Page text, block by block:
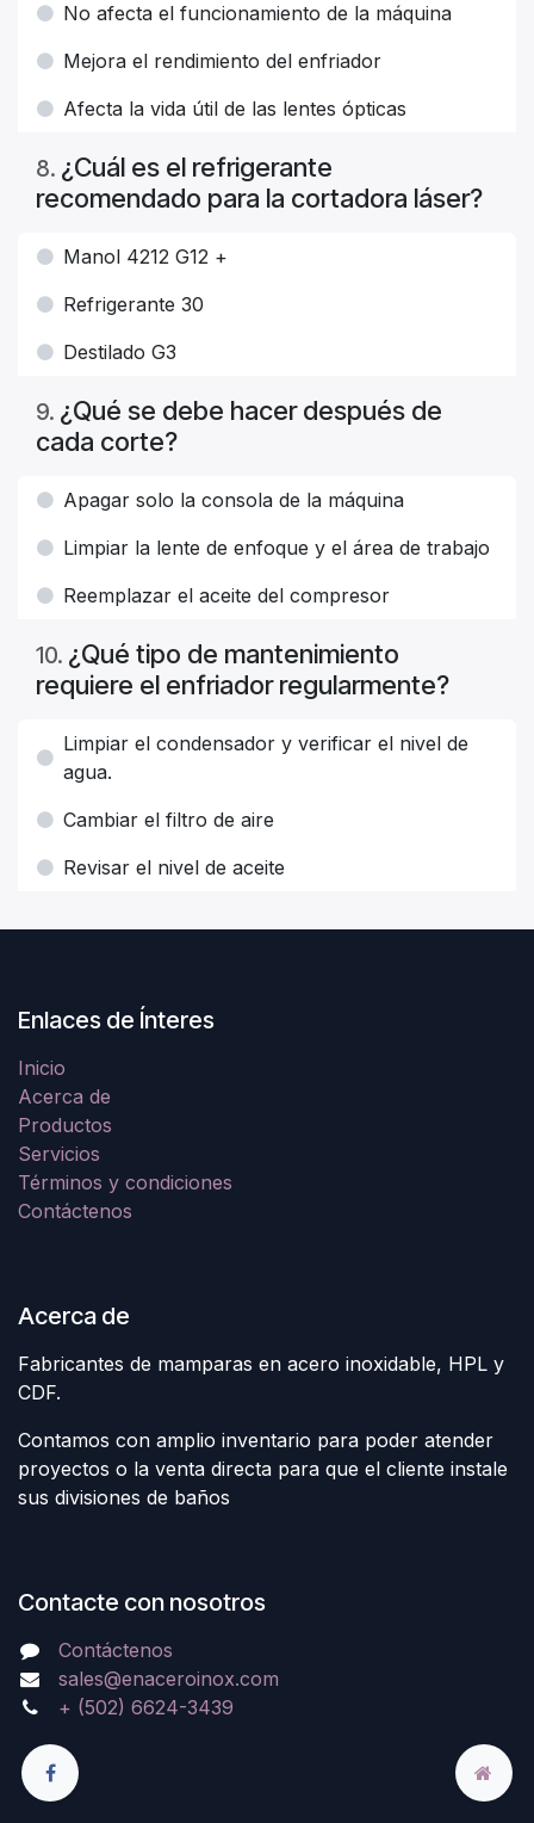
No afecta el funcionamiento de la máquina
Mejora el rendimiento del enfriador
Afecta la vida útil de las lentes ópticas
8. ¿Cuál es el refrigerante
recomendado para la cortadora láser?
Manol 4212 G12 +
Refrigerante 30
Destilado G3
9. ¿Qué se debe hacer después de
cada corte?
Apagar solo la consola de la máquina
Limpiar la lente de enfoque y el área de trabajo
Reemplazar el aceite del compresor
10. ¿Qué tipo de mantenimiento
requiere el enfriador regularmente?
Limpiar el condensador y verificar el nivel de
agua.
Cambiar el filtro de aire
Revisar el nivel de aceite
Enlaces de Ínteres
Inicio
Acerca de
Productos
Servicios
Términos y condiciones
Contáctenos
Acerca de
Fabricantes de mamparas en acero inoxidable, HPL y
CDF.
Contamos con amplio inventario para poder atender
proyectos o la venta directa para que el cliente instale
sus divisiones de baños
Contacte con nosotros
Contáctenos
sales@enaceroinox.com
+ (502) 6624-3439